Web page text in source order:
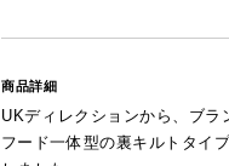
商品詳細
UKディレクションから、ブラ
フード一体型の裏キルトタイ